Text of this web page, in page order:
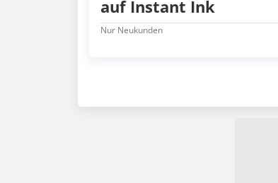
auf Instant Ink
Nur Neukunden